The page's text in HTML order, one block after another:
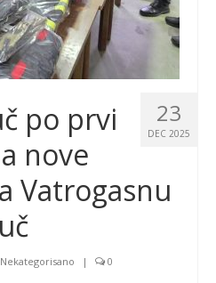
23
DEC 2025
po prvi
nove
Vatrogasnu
Nekategorisano | 0